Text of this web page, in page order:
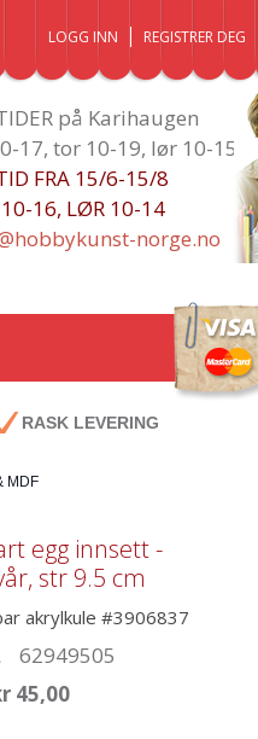
LOGG INN REGISTRER DEG
på Karihaugen
17, tor 10-19, lør 10-15
FRA 15/6-15/8
16, LØR 10-14
norge.no
RASK LEVERING
MDF
egg innsett -
str 9.5 cm
akrylkule #3906837
62949505
45,00